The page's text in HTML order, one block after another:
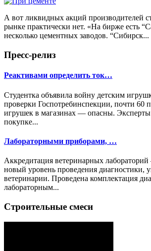
А вот ликвидных акций производителей
рынке практически нет. «На бирже есть
несколько цементных заводов. “Сибирск...
Пресс-релиз
Реактивами определить ток…
Студентка объявила войну детским
проверки Госпотребинспекции, почти 60
игрушек в магазинах — опасны.
покупке...
Лабораторными приборами, …
Аккредитация ветеринарных лабораторий
новый уровень проведения диагностики,
ветеринарии. Проведена комплектация
лабораторным...
Строительные смеси